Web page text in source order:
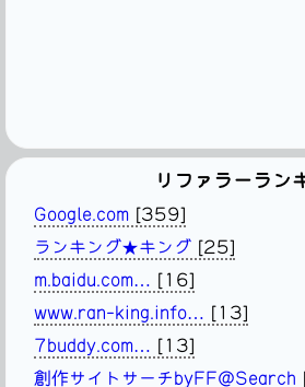
リファラーラン
Google.com [359]
ランキング★キング [25]
m.baidu.com…
[16]
www.ran-king.info…
[13]
7buddy.com…
[13]
創作サイトサーチbyFF@Search